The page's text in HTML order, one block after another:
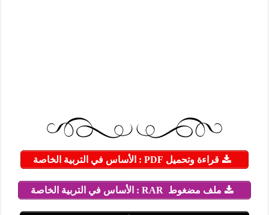
قراءة وتحميل PDF : الأساس في التربية الخاصة
ملف مضغوط RAR : الأساس في التربية الخاصة